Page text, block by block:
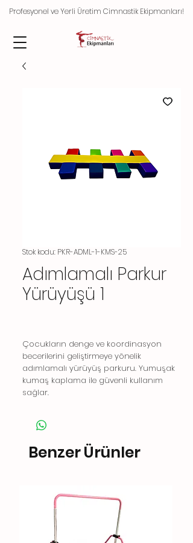
Profesyonel ve Yerli Üretim Cimnastik Ekipmanları!
Stok kodu: PKR-ADML-1-KMS-25
Adımlamalı Parkur
Yürüyüşü 1
Çocukların denge ve koordinasyon
becerilerini geliştirmeye yönelik
adımlamalı yürüyüş parkuru. Yumuşak
kumaş kaplama ile güvenli kullanım
sağlar.
Benzer Ürünler